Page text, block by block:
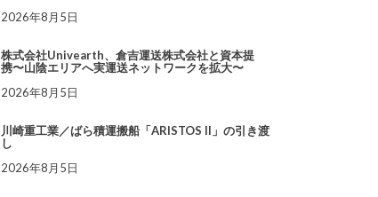
2026年8月5日
株式会社Univearth、倉吉運送株式会社と資本提
携〜山陰エリアへ実運送ネットワークを拡大〜
2026年8月5日
川崎重工業／ばら積運搬船「ARISTOS II」の引き渡
し
2026年8月5日